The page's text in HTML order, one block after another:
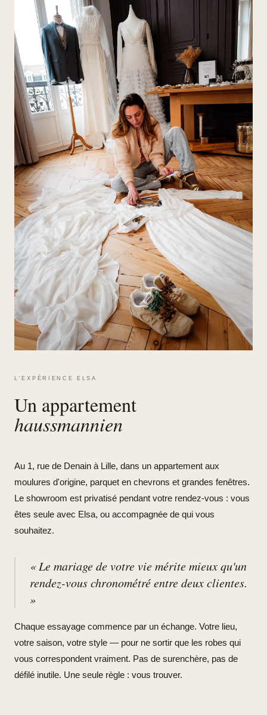
Calanques
« Petit à petit, on s'allège. »
DÉCOUVRIR LA COLLECTION
L'EXPÉRIENCE ELSA
Un appartement
haussmannien
Au 1, rue de Denain à Lille, dans un appartement aux
moulures d'origine, parquet en chevrons et grandes fenêtres.
Le showroom est privatisé pendant votre rendez-vous : vous
êtes seule avec Elsa, ou accompagnée de qui vous
souhaitez.
« Le mariage de votre vie mérite mieux qu'un
rendez-vous chronométré entre deux clientes.
»
Chaque essayage commence par un échange. Votre lieu,
votre saison, votre style — pour ne sortir que les robes qui
vous correspondent vraiment. Pas de surenchère, pas de
défilé inutile. Une seule règle : vous trouver.